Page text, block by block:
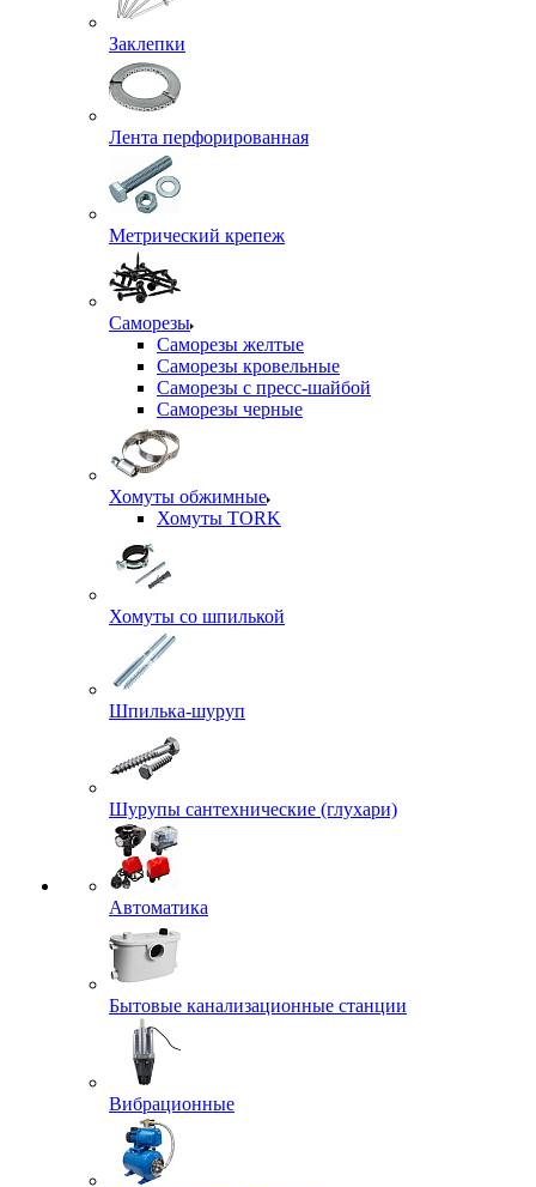
Заклепки
Лента перфорированная
Метрический крепеж
Саморезы
Саморезы желтые
Саморезы кровельные
Саморезы с пресс-шайбой
Саморезы черные
Хомуты обжимные
Хомуты TORK
Хомуты со шпилькой
Шпилька-шуруп
Шурупы сантехнические (глухари)
Автоматика
Бытовые канализационные станции
Вибрационные